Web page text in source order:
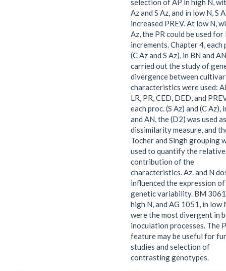
selection of AP in high N,
Az and S Az, and in low N, S
increased PREV. At low N,
Az, the PR could be used for
increments. Chapter 4, each
(C Az and S Az), in BN and
carried out the study of
divergence between
characteristics were used:
LR, PR, CED, DED, and
each proc. (S Az) and (C Az),
and AN, the (D2) was used
dissimilarity measure, and
Tocher and Singh grouping
used to quantify the relative
contribution of the
characteristics. Az. and N
influenced the expression of
genetic variability. BM
high N, and AG 1051, in low
were the most divergent in
inoculation processes. The
feature may be useful for
studies and selection of
contrasting genotypes.